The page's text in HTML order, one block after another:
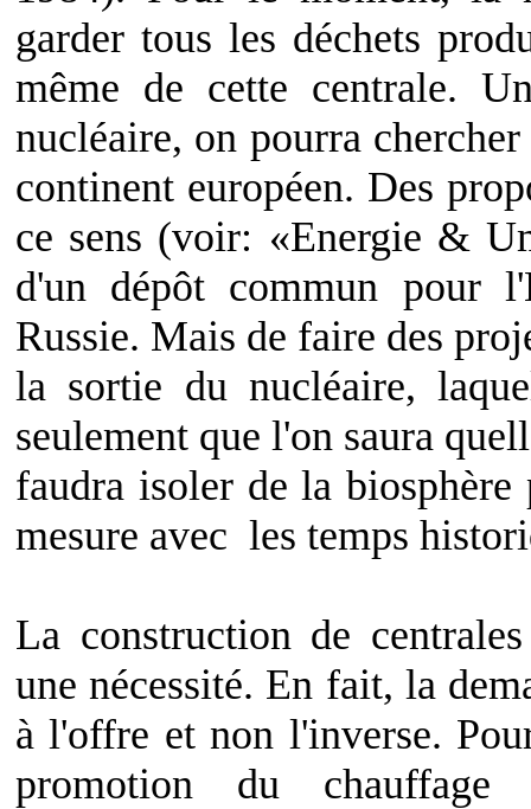
garder tous les déchets
même de cette centrale.
nucléaire, on pourra
continent européen. Des
ce sens (voir: «Energie &
d'un dépôt commun pour
Russie. Mais de faire des
la sortie du nucléaire,
seulement que l'on saura
faudra isoler de la biosphère
mesure avec les temps
La construction de
une nécessité. En fait, la
à l'offre et non l'inverse.
promotion du chauffage